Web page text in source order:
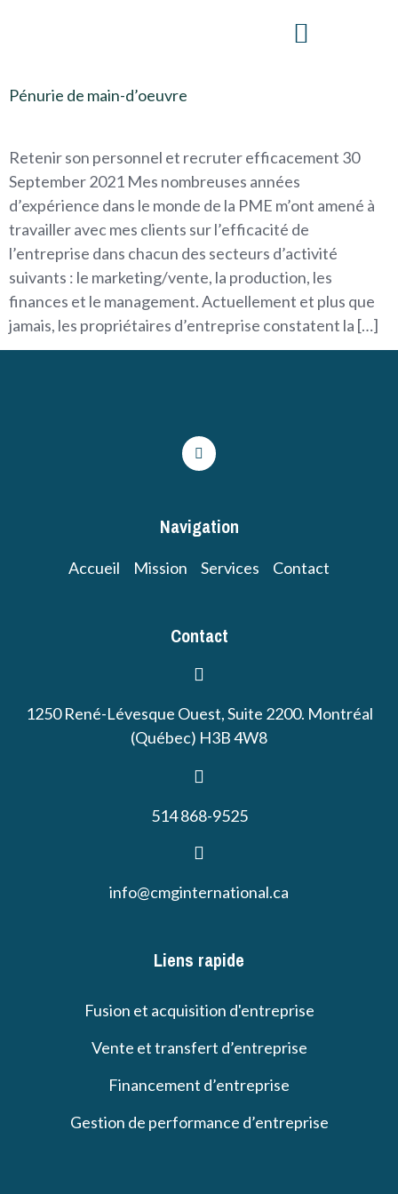
Pénurie de main-d’oeuvre
Retenir son personnel et recruter efficacement 30
September 2021 Mes nombreuses années
d’expérience dans le monde de la PME m’ont amené à
travailler avec mes clients sur l’efficacité de
l’entreprise dans chacun des secteurs d’activité
suivants : le marketing/vente, la production, les
finances et le management. Actuellement et plus que
jamais, les propriétaires d’entreprise constatent la […]
Navigation
Accueil Mission Services Contact
Contact
1250 René-Lévesque Ouest, Suite 2200. Montréal
(Québec) H3B 4W8
514 868-9525
info@cmginternational.ca
Liens rapide
Fusion et acquisition d'entreprise
Vente et transfert d’entreprise
Financement d’entreprise
Gestion de performance d’entreprise